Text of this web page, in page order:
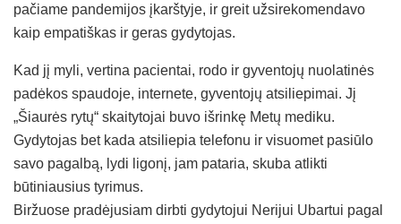
pačiame pandemijos įkarštyje, ir greit užsirekomendavo
kaip empatiškas ir geras gydytojas.
Kad jį myli, vertina pacientai, rodo ir gyventojų nuolatinės
padėkos spaudoje, internete, gyventojų atsiliepimai. Jį
„Šiaurės rytų“ skaitytojai buvo išrinkę Metų mediku.
Gydytojas bet kada atsiliepia telefonu ir visuomet pasiūlo
savo pagalbą, lydi ligonį, jam pataria, skuba atlikti
būtiniausius tyrimus.
Biržuose pradėjusiam dirbti gydytojui Nerijui Ubartui pagal